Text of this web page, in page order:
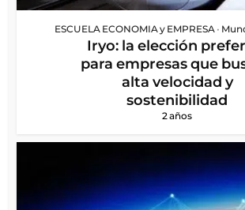
ESCUELA ECONOMIA y EMPRESA •
Iryo: la elección
para empresas que
alta velocidad y
sostenibilidad
2 años